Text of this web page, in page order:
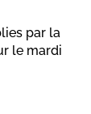
par la
le mardi